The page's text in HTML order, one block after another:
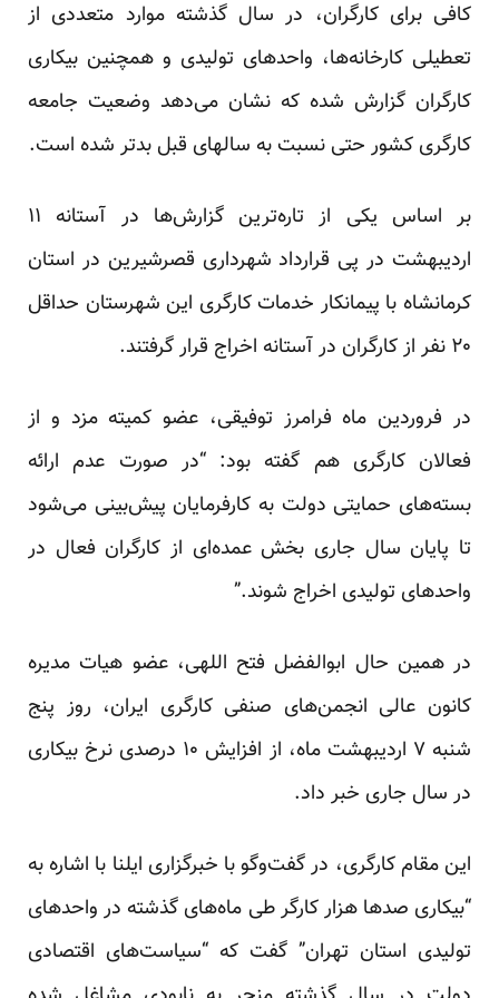
کافی برای کارگران، در سال گذشته موارد متعددی از
تعطیلی کارخانه‌ها، واحد‌های تولیدی و همچنین بیکاری
کارگران گزارش شده که نشان می‌دهد وضعیت جامعه
کارگری کشور حتی نسبت به سالهای قبل بدتر شده است.
بر اساس یکی از تاره‌ترین گزارش‌ها در آستانه ۱۱
اردیبهشت در پی قرارداد شهرداری قصرشیرین در استان
کرمانشاه با پیمانکار خدمات کارگری این شهرستان حداقل
۲۰ نفر از کارگران در آستانه اخراج قرار گرفتند.
در فروردین ماه فرامرز توفیقی، عضو کمیته مزد و از
فعالان کارگری هم گفته بود: “در صورت عدم ارائه
بسته‌های حمایتی دولت به کارفرمایان پیش‌بینی می‌شود
تا پایان سال جاری بخش عمده‌ای از کارگران فعال در
واحدهای تولیدی اخراج شوند.”
در همین حال ابوالفضل فتح اللهی، عضو هیات مدیره
کانون عالی انجمن‌های صنفی کارگری ایران، روز پنج
شنبه ۷ اردیبهشت ماه، از افزایش ۱۰ درصدی نرخ بیکاری
در سال جاری خبر داد.
این مقام کارگری، در گفت‌و‌گو با خبرگزاری ایلنا با اشاره به
“بیکاری صد‌ها هزار کارگر طی ماه‌های گذشته در واحدهای
تولیدی استان تهران” گفت که “سیاست‌های اقتصادی